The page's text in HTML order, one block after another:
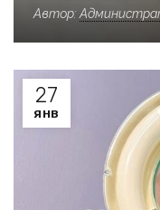
Автор:
27
ЯНВ